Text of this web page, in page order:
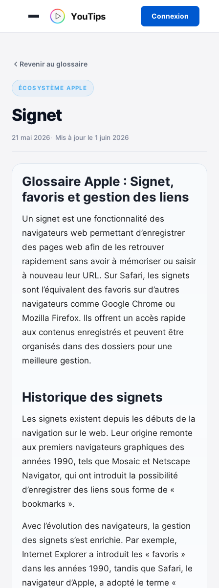
Connexion
contenu
ÉCOSYSTÈME APPLE
Signet
Revenir au glossaire
21 mai 2026 Mis à jour le 1 juin 2026
Glossaire Apple : Signet,
favoris et gestion des liens
Un signet est une fonctionnalité des
navigateurs web permettant d’enregistrer
des pages web afin de les retrouver
rapidement sans avoir à mémoriser ou saisir
à nouveau leur URL. Sur Safari, les signets
sont l’équivalent des favoris sur d’autres
navigateurs comme Google Chrome ou
Mozilla Firefox. Ils offrent un accès rapide
aux contenus enregistrés et peuvent être
organisés dans des dossiers pour une
meilleure gestion.
Historique des signets
Les signets existent depuis les débuts de la
navigation sur le web. Leur origine remonte
aux premiers navigateurs graphiques des
années 1990, tels que Mosaic et Netscape
Navigator, qui ont introduit la possibilité
d’enregistrer des liens sous forme de «
bookmarks ».
Avec l’évolution des navigateurs, la gestion
des signets s’est enrichie. Par exemple,
Internet Explorer a introduit les « favoris »
dans les années 1990, tandis que Safari, le
navigateur d’Apple, a adopté le terme «